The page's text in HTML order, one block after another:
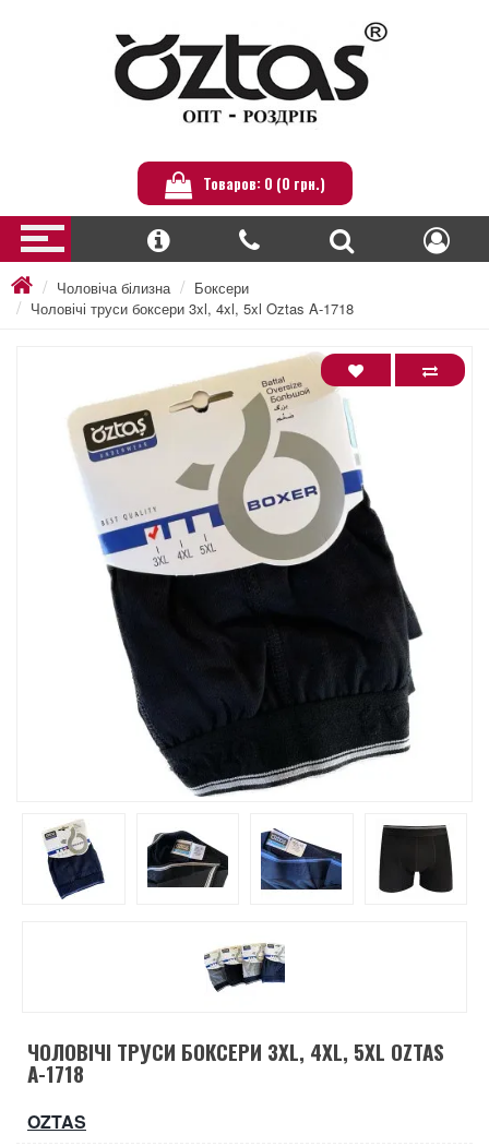
Товаров: 0 (0 грн.)
Чоловіча білизна
Боксери
Чоловічі труси боксери 3xl, 4xl, 5xl Oztas A-1718
ЧОЛОВІЧІ ТРУСИ БОКСЕРИ 3XL, 4XL, 5XL OZTAS
A-1718
OZTAS